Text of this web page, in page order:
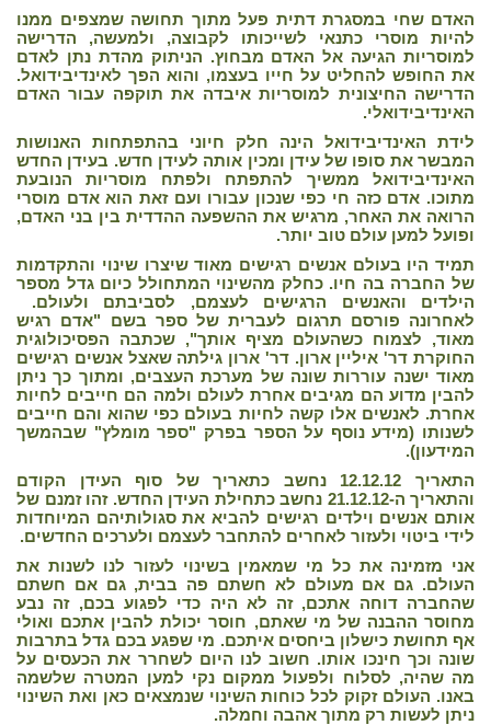
האדם שחי במסגרת דתית פעל מתוך תחושה שמצפים ממנו
להיות מוסרי כתנאי לשייכותו לקבוצה, ולמעשה, הדרישה
למוסריות הגיעה אל האדם מבחוץ. הניתוק מהדת נתן לאדם
את החופש להחליט על חייו בעצמו, והוא הפך לאינדיבידואל.
הדרישה החיצונית למוסריות איבדה את תוקפה עבור האדם
האינדיבידואלי.
לידת האינדיבידואל הינה חלק חיוני בהתפתחות האנושות
המבשר את סופו של עידן ומכין אותה לעידן חדש. בעידן החדש
האינדיבידואל ממשיך להתפתח ולפתח מוסריות הנובעת
מתוכו. אדם כזה חי כפי שנכון עבורו ועם זאת הוא אדם מוסרי
הרואה את האחר, מרגיש את ההשפעה ההדדית בין בני האדם,
ופועל למען עולם טוב יותר.
תמיד היו בעולם אנשים רגישים מאוד שיצרו שינוי והתקדמות
של החברה בה חיו. כחלק מהשינוי המתחולל כיום גדל מספר
הילדים והאנשים הרגישים לעצמם, לסביבתם ולעולם.
לאחרונה פורסם תרגום לעברית של ספר בשם "אדם רגיש
מאוד, לצמוח כשהעולם מציף אותך", שכתבה הפסיכולוגית
החוקרת דר' איליין ארון. דר' ארון גילתה שאצל אנשים רגישים
מאוד ישנה עוררות שונה של מערכת העצבים, ומתוך כך ניתן
להבין מדוע הם מגיבים אחרת לעולם ולמה הם חייבים לחיות
אחרת. לאנשים אלו קשה לחיות בעולם כפי שהוא והם חייבים
לשנותו (מידע נוסף על הספר בפרק "ספר מומלץ" שבהמשך
המידעון).
התאריך 12.12.12 נחשב כתאריך של סוף העידן הקודם
והתאריך ה-21.12.12 נחשב כתחילת העידן החדש. זהו זמנם של
אותם אנשים וילדים רגישים להביא את סגולותיהם המיוחדות
לידי ביטוי ולעזור לאחרים להתחבר לעצמם ולערכים החדשים.
אני מזמינה את כל מי שמאמין בשינוי לעזור לנו לשנות את
העולם. גם אם מעולם לא חשתם פה בבית, גם אם חשתם
שהחברה דוחה אתכם, זה לא היה כדי לפגוע בכם, זה נבע
מחוסר ההבנה של מי שאתם, חוסר יכולת להבין אתכם ואולי
אף תחושת כישלון ביחסים איתכם. מי שפגע בכם גדל בתרבות
שונה וכך חינכו אותו. חשוב לנו היום לשחרר את הכעסים על
מה שהיה, לסלוח ולפעול ממקום נקי למען המטרה שלשמה
באנו. העולם זקוק לכל כוחות השינוי שנמצאים כאן ואת השינוי
ניתן לעשות רק מתוך אהבה וחמלה.